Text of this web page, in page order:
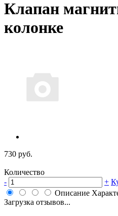
Клапан
колонке
730 руб.
Количество
-
+
Описание
Загрузка отзывов...